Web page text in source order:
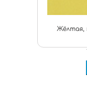
Жёлтая,